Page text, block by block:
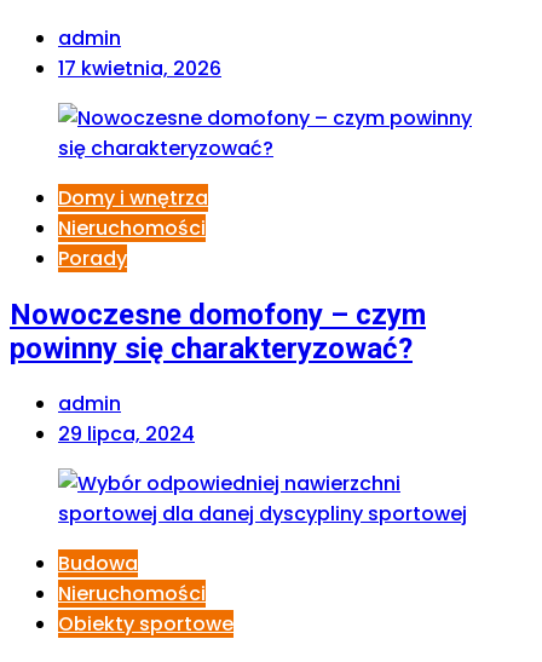
admin
17 kwietnia, 2026
Domy i wnętrza
Nieruchomości
Porady
Nowoczesne domofony – czym
powinny się charakteryzować?
admin
29 lipca, 2024
Budowa
Nieruchomości
Obiekty sportowe